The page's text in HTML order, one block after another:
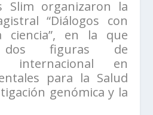
Slim organizaron la
“Diálogos con
ciencia”, en la que
dos figuras de
internacional en
para la Salud
genómica y la